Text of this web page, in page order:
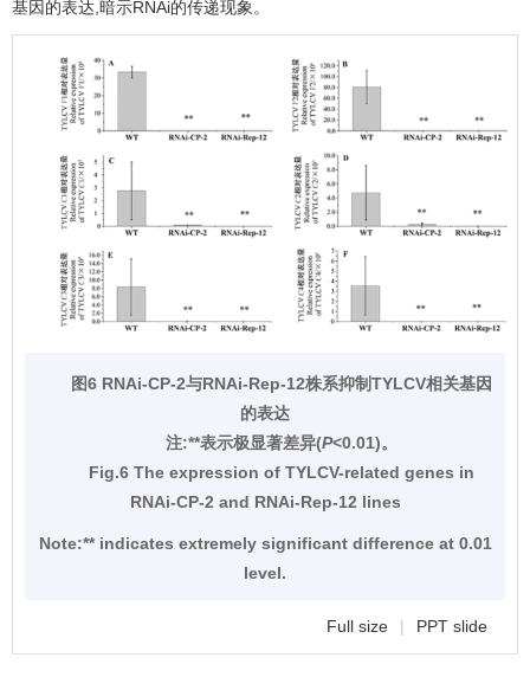
基因的表达,暗示RNAi的传递现象。
图6 RNAi-CP-2与RNAi-Rep-12株系抑制TYLCV相关基因
的表达
注:**表示极显著差异(P<0.01)。
Fig.6 The expression of TYLCV-related genes in
RNAi-CP-2 and RNAi-Rep-12 lines
Note:** indicates extremely significant difference at 0.01
level.
Full size | PPT slide